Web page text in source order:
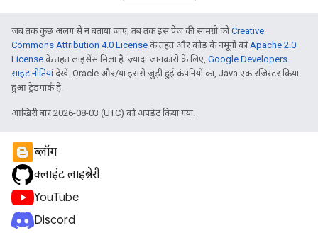
जब तक कुछ अलग से न बताया जाए, तब तक इस पेज की सामग्री कोCreative
Commons Attribution 4.0 License के तहत और कोड के नमूनों कोApache 2.0
License के तहत लाइसेंस मिला है. ज़्यादा जानकारी के लिए, Google Developers
साइट नीतियांदेखें. Oracle और/या इससे जुड़ी हुई कंपनियों का, Java एक रजिस्टर किया
हुआ ट्रेडमार्क है.
आखिरी बार 2026-08-03 (UTC) को अपडेट किया गया.
ब्लॉग
क्लाइंट लाइब्रेरी
YouTube
Discord